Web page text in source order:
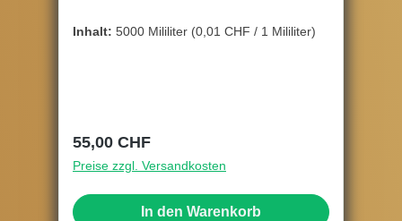
Inhalt: 5000 Mililiter (0,01 CHF / 1 Mililiter)
Regulärer Preis:
55,00 CHF
Preise zzgl. Versandkosten
In den Warenkorb